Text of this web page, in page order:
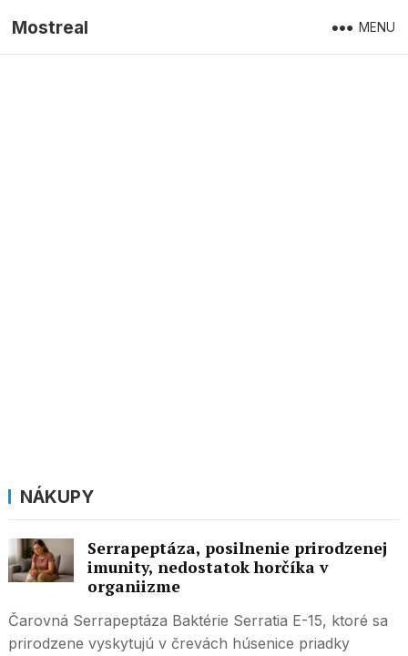
Mostreal MENU
NÁKUPY
Serrapeptáza, posilnenie prirodzenej
imunity, nedostatok horčíka v
organiizme
Čarovná Serrapeptáza Baktérie Serratia E-15, ktoré sa
prirodzene vyskytujú v črevách húsenice priadky